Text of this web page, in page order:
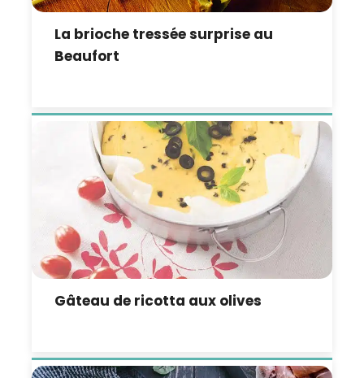
La brioche tressée surprise au
Beaufort
Gâteau de ricotta aux olives